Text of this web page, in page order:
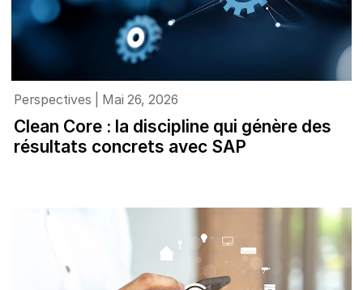
Perspectives | Mai 26, 2026
Clean Core : la discipline qui génère des
résultats concrets avec SAP